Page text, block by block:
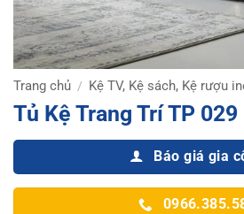
Trang chủ / Kệ TV, Kệ sách, Kệ rượu
Tủ Kệ Trang Trí TP 029
Báo giá gia